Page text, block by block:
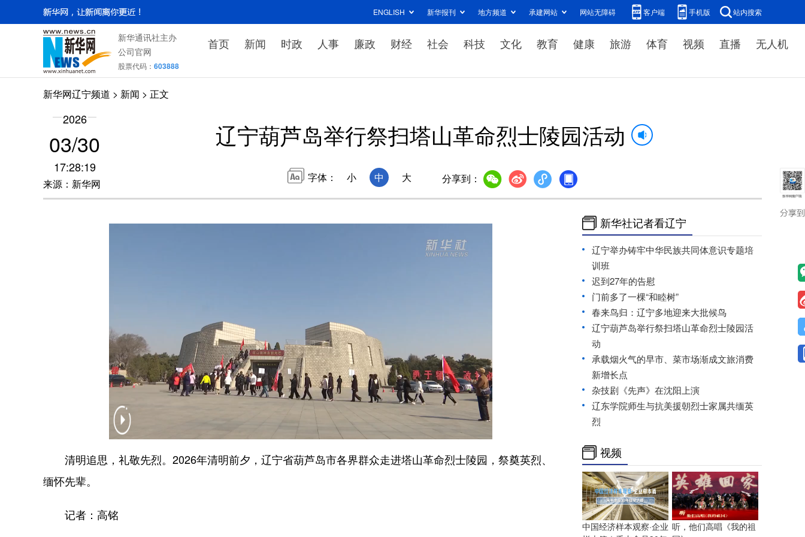
ENGLISH 新华报刊 地方频道 承建网站 网站无障碍 客户端 手机版 站内搜索
新华通讯社主办
公司官网
股票代码： 603888
首页 新闻 时政 人事 廉政 财经 社会 科技 文化 教育 健康 旅游 体育 视频 直播 无人机
新华网辽宁频道 > 新闻 > 正文
2026
03/30
17:28:19
来源：新华网
辽宁葫芦岛举行祭扫塔山革命烈士陵园活动
字体： 小 中 大 分享到：
清明追思，礼敬先烈。2026年清明前夕，辽宁省葫芦岛市各界群众走进塔山革命烈士陵园，祭奠英烈、
缅怀先辈。
记者：高铭
新华社记者看辽宁
辽宁举办铸牢中华民族共同体意识专题培
训班
迟到27年的告慰
门前多了一棵“和睦树”
春来鸟归：辽宁多地迎来大批候鸟
辽宁葫芦岛举行祭扫塔山革命烈士陵园活
动
承载烟火气的早市、菜市场渐成文旅消费
新增长点
杂技剧《先声》在沈阳上演
辽东学院师生与抗美援朝烈士家属共缅英
烈
视频
中国经济样本观察·企业 听，他们高唱《我的祖